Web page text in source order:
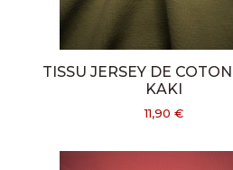
TISSU JERSEY DE
KAKI
11,90 €